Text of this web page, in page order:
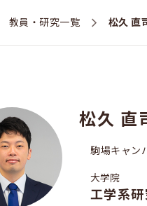
教員・研究一覧 松久 直
松久 直
駒場キャン
大学院
工学系